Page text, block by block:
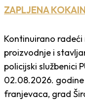
ZAPLJENA
Kontinuirano
proizvodnje i
policijski službenici
02.08.2026.
franjevaca, grad